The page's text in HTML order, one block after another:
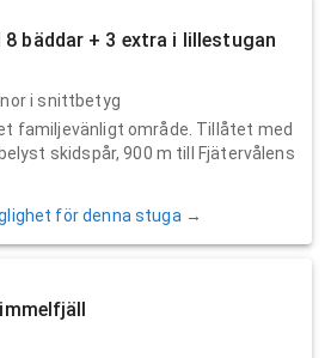
bäddar + 3 extra i lillestugan
i snittbetyg
familjevänligt område. Tillåtet med
skidspår, 900 m till Fjätervålens
för denna stuga →